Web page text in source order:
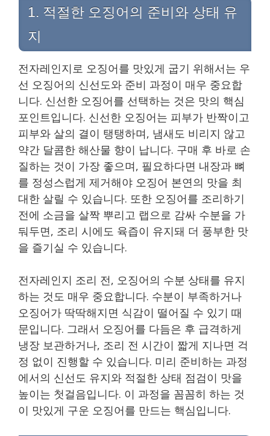
1. 적절한 오징어의 준비와 상태 유
지
전자레인지로 오징어를 맛있게 굽기 위해서는 우
선 오징어의 신선도와 준비 과정이 매우 중요합
니다. 신선한 오징어를 선택하는 것은 맛의 핵심
포인트입니다. 신선한 오징어는 피부가 반짝이고
피부와 살의 결이 탱탱하며, 냄새도 비리지 않고
약간 달콤한 해산물 향이 납니다. 구매 후 바로 손
질하는 것이 가장 좋으며, 필요하다면 내장과 뼈
를 정성스럽게 제거해야 오징어 본연의 맛을 최
대한 살릴 수 있습니다. 또한 오징어를 조리하기
전에 소금을 살짝 뿌리고 랩으로 감싸 수분을 가
둬두면, 조리 시에도 육즙이 유지돼 더 풍부한 맛
을 즐기실 수 있습니다.
전자레인지 조리 전, 오징어의 수분 상태를 유지
하는 것도 매우 중요합니다. 수분이 부족하거나
오징어가 딱딱해지면 식감이 떨어질 수 있기 때
문입니다. 그래서 오징어를 다듬은 후 급격하게
냉장 보관하거나, 조리 전 시간이 짧게 지나면 걱
정 없이 진행할 수 있습니다. 미리 준비하는 과정
에서의 신선도 유지와 적절한 상태 점검이 맛을
높이는 첫걸음입니다. 이 과정을 꼼꼼히 하는 것
이 맛있게 구운 오징어를 만드는 핵심입니다.